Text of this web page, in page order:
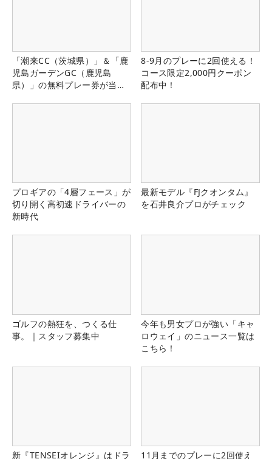
「潮来CC（茨城県）」＆「鹿
児島ガーデンGC（鹿児島
県）」の無料プレー券が当た
8-9月のプレーに2回使える！
コース限定2,000円クーポン
配布中！
プロギアの「4層フェース」が
切り開く高初速ドライバーの
新時代
最新モデル『FJクオンタム』
を石井良介プロがチェック
ゴルフの熱狂を、つくる仕
事。｜スタッフ募集中
今年も男女プロが強い「キャ
ロウェイ」のニュース一覧は
こちら！
新『TENSEIオレンジ』はドラ
11月までのプレーに2回使え